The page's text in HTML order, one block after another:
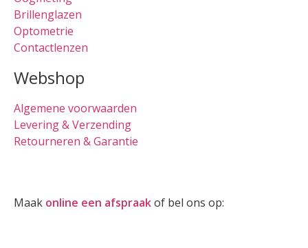
Brillenglazen
Optometrie
Contactlenzen
Webshop
Algemene voorwaarden
Levering & Verzending
Retourneren & Garantie
Maak online een afspraakof bel ons op: